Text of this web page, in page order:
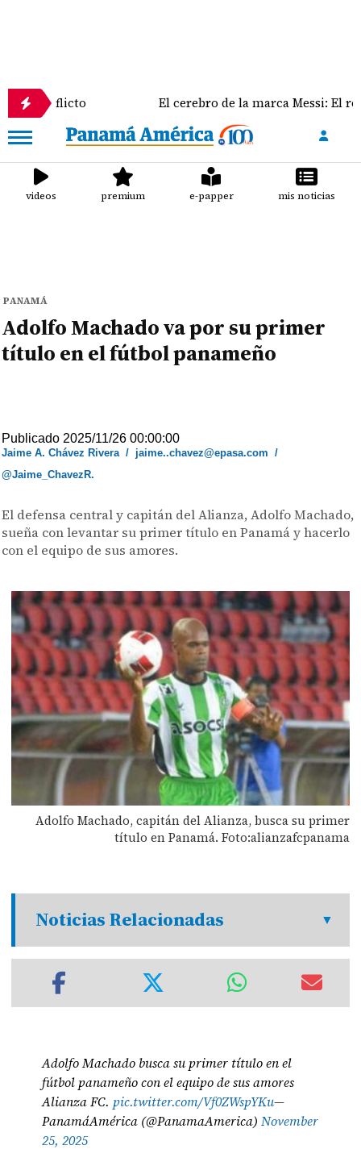
El cerebro de la marca Messi: El rol clave
videos premium e-papper mis noticias
PANAMÁ
Adolfo Machado va por su primer
título en el fútbol panameño
Publicado 2025/11/26 00:00:00
Jaime A. Chávez Rivera/ jaime..chavez@epasa.com /
@Jaime_ChavezR.
El defensa central y capitán del Alianza, Adolfo Machado,
sueña con levantar su primer título en Panamá y hacerlo
con el equipo de sus amores.
Adolfo Machado, capitán del Alianza, busca su primer
título en Panamá. Foto:alianzafcpanama
Noticias Relacionadas
Adolfo Machado busca su primer título en el
fútbol panameño con el equipo de sus amores
Alianza FC. pic.twitter.com/Vf0ZWspYKu—
PanamáAmérica (@PanamaAmerica)November
25, 2025